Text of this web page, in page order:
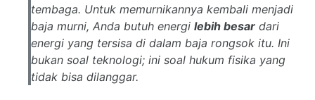
tembaga. Untuk memurnikannya kembali menjadi
baja murni, Anda butuh energi lebih besar dari
energi yang tersisa di dalam baja rongsok itu. Ini
bukan soal teknologi; ini soal hukum fisika yang
tidak bisa dilanggar.